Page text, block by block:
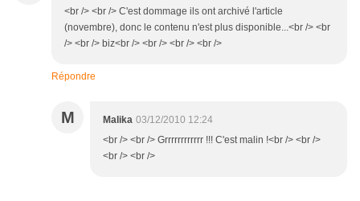
<br /> <br /> C'est dommage ils ont archivé l'article
(novembre), donc le contenu n'est plus disponible...<br /> <br
/> <br /> biz<br /> <br /> <br /> <br />
Répondre
M Malika 03/12/2010 12:24
<br /> <br /> Grrrrrrrrrrrr !!! C'est malin !<br /> <br />
<br /> <br />